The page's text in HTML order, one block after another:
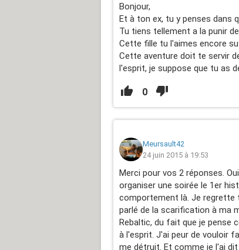
Bonjour,
Et à ton ex, tu y penses dans
Tu tiens tellement a la punir
Cette fille tu l'aimes encore
Cette aventure doit te servir
l'esprit, je suppose que tu as
0
Meursault42
24 juin 2015 à 19:53
Merci pour vos 2 réponses.
organiser une soirée le 1er
comportement là. Je regrette
parlé de la scarification à ma
Rebaltic, du fait que je pense
à l'esprit. J'ai peur de vouloir
me détruit. Et comme je l'ai